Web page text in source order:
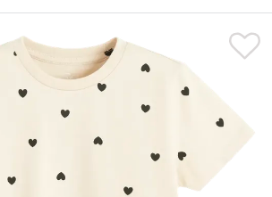
doručíme na území vybranej krajiny.
byť niektoré produkty z vášho košíka